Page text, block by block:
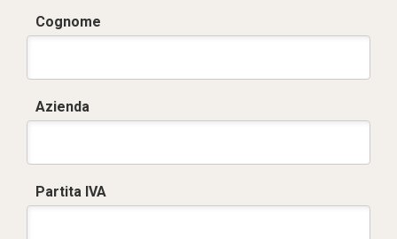
Cognome
Azienda
Partita IVA